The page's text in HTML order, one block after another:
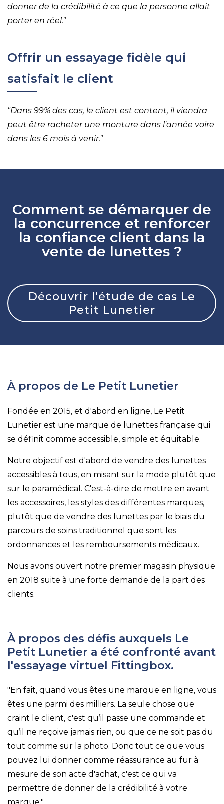
donner de la crédibilité à ce que la personne allait
porter en réel."
Offrir un essayage fidèle qui
satisfait le client
"Dans 99% des cas, le client est content, il viendra
peut être racheter une monture dans l'année voire
dans les 6 mois à venir."
Comment se démarquer de
la concurrence et renforcer
la confiance client dans la
vente de lunettes ?
Découvrir l'étude de cas Le
Petit Lunetier
À propos de Le Petit Lunetier
Fondée en 2015, et d'abord en ligne, Le Petit
Lunetier est une marque de lunettes française qui
se définit comme accessible, simple et équitable.
Notre objectif est d'abord de vendre des lunettes
accessibles à tous, en misant sur la mode plutôt que
sur le paramédical. C'est-à-dire de mettre en avant
les accessoires, les styles des différentes marques,
plutôt que de vendre des lunettes par le biais du
parcours de soins traditionnel que sont les
ordonnances et les remboursements médicaux.
Nous avons ouvert notre premier magasin physique
en 2018 suite à une forte demande de la part des
clients.
À propos des défis auxquels Le
Petit Lunetier a été confronté avant
l'essayage virtuel Fittingbox.
"En fait, quand vous êtes une marque en ligne, vous
êtes une parmi des milliers. La seule chose que
craint le client, c'est qu’il passe une commande et
qu’il ne reçoive jamais rien, ou que ce ne soit pas du
tout comme sur la photo. Donc tout ce que vous
pouvez lui donner comme réassurance au fur à
mesure de son acte d'achat, c'est ce qui va
permettre de donner de la crédibilité à votre